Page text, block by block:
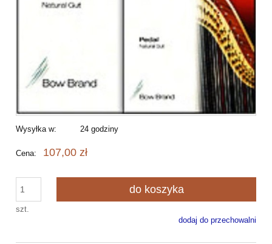
Wysyłka w: 24 godziny
Cena: 107,00 zł
szt.
do koszyka
dodaj do przechowalni